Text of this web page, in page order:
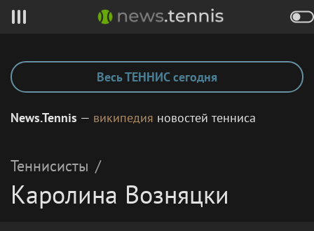
Весь ТЕННИС сегодня
News.Tennis — википедия новостей тенниса
Теннисисты /
Каролина Возняцки